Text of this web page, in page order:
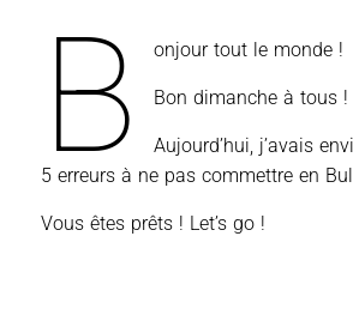
B onjour tout le monde !
Bon dimanche à tous !
Aujourd’hui, j’avais
5 erreurs à ne pas commettre en
Vous êtes prêts ! Let’s go !